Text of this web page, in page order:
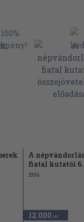
A
fiatal kutatói
1996
12.000 ,-Ft